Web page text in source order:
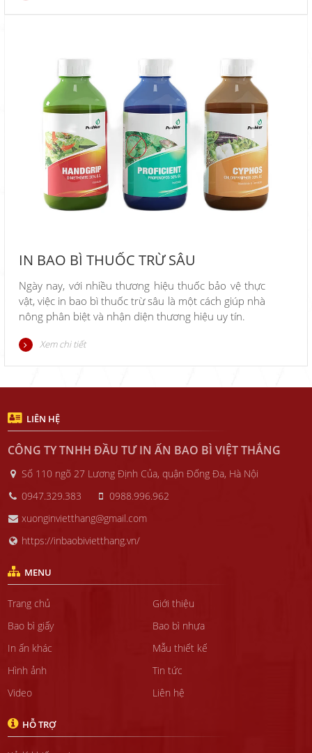
IN BAO BÌ THUỐC TRỪ SÂU
Ngày nay, với nhiều thương hiệu thuốc bảo vệ thực
vật, việc in bao bì thuốc trừ sâu là một cách giúp nhà
nông phân biệt và nhận diện thương hiệu uy tín.
Xem chi tiết
LIÊN HỆ
CÔNG TY TNHH ĐẦU TƯ IN ẤN BAO BÌ VIỆT THẮNG
Số 110 ngõ 27 Lương Định Của, quận Đống Đa, Hà Nội
0947.329.383
0988.996.962
xuonginvietthang@gmail.com
https://inbaobivietthang.vn/
MENU
Trang chủ
Giới thiệu
Bao bì giấy
Bao bì nhựa
In ấn khác
Mẫu thiết kế
Hình ảnh
Tin tức
Video
Liên hệ
HỖ TRỢ